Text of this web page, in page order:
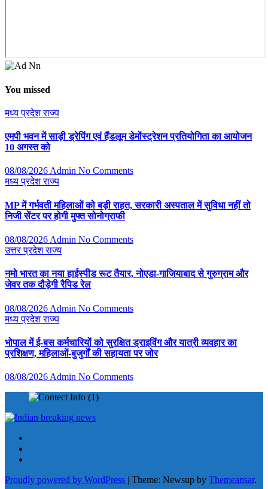
You missed
मध्य प्रदेशराज्य
एमपी भवन में साड़ी ड्रेपिंग एवं हैंडलूम डेमोंस्ट्रेशन प्रतियोगिता का आयोजन
10 अगस्त को
08/08/2026Admin No Comments
मध्य प्रदेशराज्य
MP में गर्भवती महिलाओं को बड़ी राहत, सरकारी अस्पताल में सुविधा नहीं तो
निजी सेंटर पर होगी मुफ्त सोनोग्राफी
08/08/2026 Admin No Comments
उत्तर प्रदेशराज्य
नमो भारत का नया हाईस्पीड रूट तैयार, नोएडा-गाजियाबाद से गुरुग्राम और
जेवर तक दौड़ेगी रैपिड रेल
08/08/2026 Admin No Comments
मध्य प्रदेशराज्य
भोपाल में ई-बस कर्मचारियों को सुरक्षित ड्राइविंग और यात्री व्यवहार का
प्रशिक्षण, महिलाओं-बुजुर्गों की सहायता पर जोर
08/08/2026 Admin No Comments
Proudly powered by WordPress | Theme: Newsup by Themeansar.